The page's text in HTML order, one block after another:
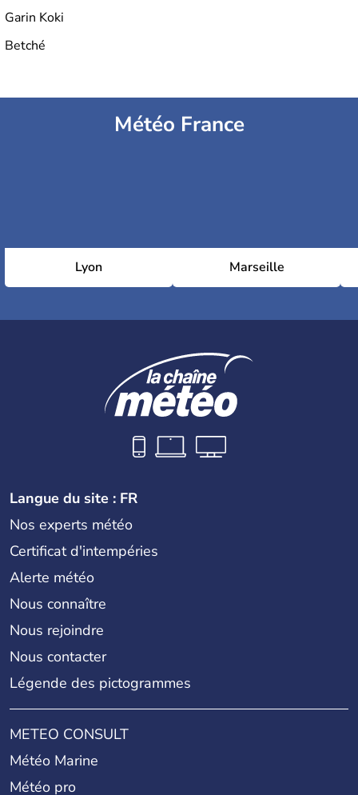
Garin Koki
Betché
Météo France
Lyon Marseille
Langue du site : FR
Nos experts météo
Certificat d'intempéries
Alerte météo
Nous connaître
Nous rejoindre
Nous contacter
Légende des pictogrammes
METEO CONSULT
Météo Marine
Météo pro